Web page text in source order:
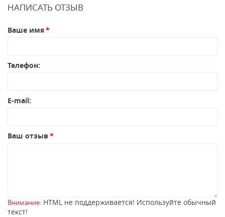
НАПИСАТЬ ОТЗЫВ
Ваше имя
Телефон:
E-mail:
Ваш отзыв
Внимание: HTML не поддерживается! Используйте обычный
текст!